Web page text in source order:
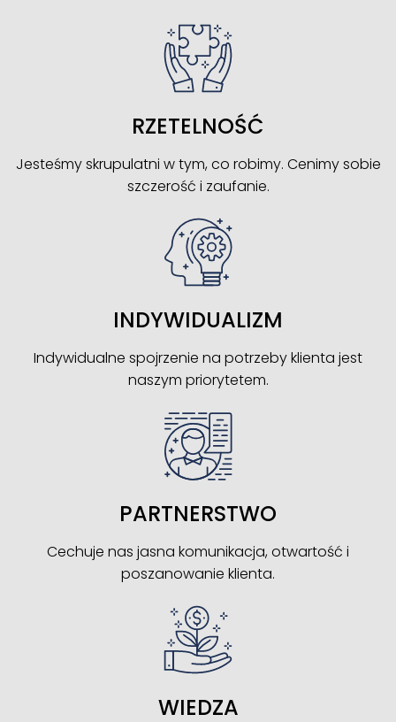
RZETELNOŚĆ
Jesteśmy skrupulatni w tym, co robimy. Cenimy sobie
szczerość i zaufanie.
INDYWIDUALIZM
Indywidualne spojrzenie na potrzeby klienta jest
naszym priorytetem.
PARTNERSTWO
Cechuje nas jasna komunikacja, otwartość i
poszanowanie klienta.
WIEDZA